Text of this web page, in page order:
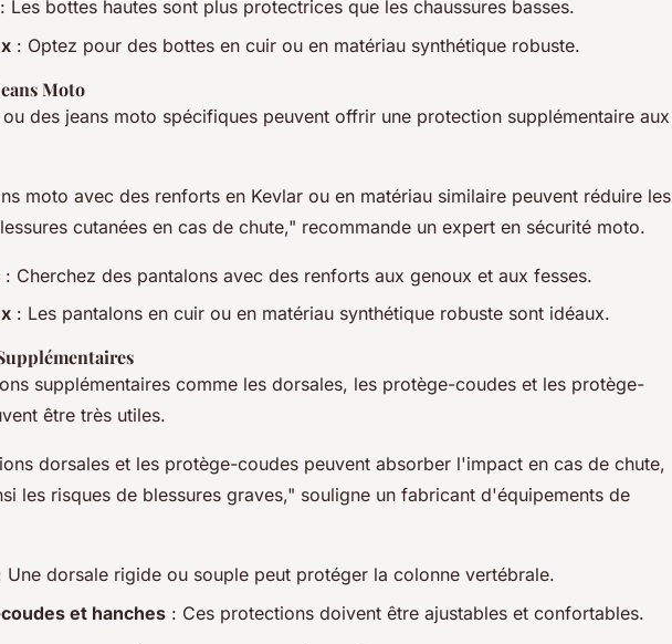
: Les bottes hautes sont plus protectrices que les chaussures basses.
: Optez pour des bottes en cuir ou en matériau synthétique robuste.
Moto
des jeans moto spécifiques peuvent offrir une protection supplémentaire aux
moto avec des renforts en Kevlar ou en matériau similaire peuvent réduire les
cutanées en cas de chute," recommande un expert en sécurité moto.
: Cherchez des pantalons avec des renforts aux genoux et aux fesses.
: Les pantalons en cuir ou en matériau synthétique robuste sont idéaux.
supplémentaires comme les dorsales, les protège-coudes et les protège-
être très utiles.
dorsales et les protège-coudes peuvent absorber l'impact en cas de chute,
les risques de blessures graves," souligne un fabricant d'équipements de
Une dorsale rigide ou souple peut protéger la colonne vertébrale.
et hanches : Ces protections doivent être ajustables et confortables.